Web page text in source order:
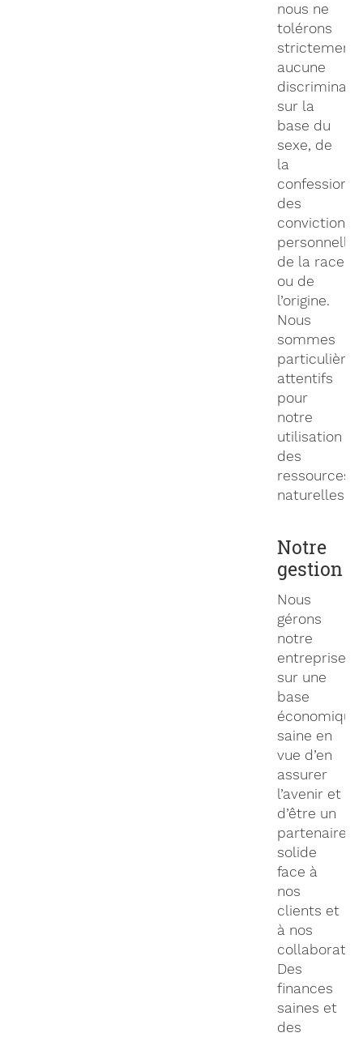
nous ne
tolérons
strictement
aucune
sur la
base du
sexe, de
la
confession,
des
convictions
de la race
ou de
l’origine.
Nous
sommes
attentifs
pour
notre
utilisation
des
ressources
naturelles.
Notre
gestion
Nous
gérons
notre
entreprise
sur une
base
saine en
vue d’en
assurer
l’avenir et
d’être un
partenaire
solide
face à
nos
clients et
à nos
Des
finances
saines et
des